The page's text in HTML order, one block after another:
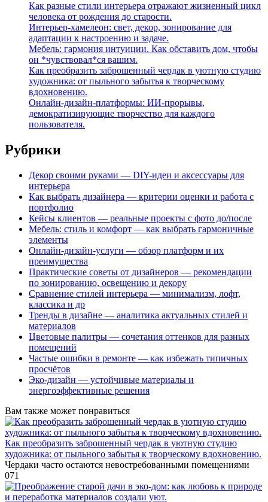
Как разные стили интерьера отражают жизненный цикл
человека от рождения до старости.
Интерьер-хамелеон: свет, декор, зонирование для
адаптации к настроению и задаче.
Мебель: гармония интуиции. Как обставить дом, чтобы
он *чувствовал*ся вашим.
Как преобразить заброшенный чердак в уютную студию
художника: от пыльного забытья к творческому
вдохновению.
Онлайн-дизайн-платформы: ИИ-прорывы,
демократизирующие творчество для каждого
пользователя.
Рубрики
Декор своими руками — DIY-идеи и аксессуары для
интерьера
Как выбрать дизайнера — критерии оценки и работа с
портфолио
Кейсы клиентов — реальные проекты с фото до/после
Мебель: стиль и комфорт — как выбрать гармоничные
элементы
Онлайн-дизайн-услуги — обзор платформ и их
преимущества
Практические советы от дизайнеров — рекомендации
по зонированию, освещению и декору
Сравнение стилей интерьера — минимализм, лофт,
классика и др
Тренды в дизайне — аналитика актуальных стилей и
материалов
Цветовые палитры — сочетания оттенков для разных
помещений
Частые ошибки в ремонте — как избежать типичных
просчётов
Эко-дизайн — устойчивые материалы и
энергоэффективные решения
Вам также может понравиться
Как преобразить заброшенный чердак в уютную студию
художника: от пыльного забытья к творческому вдохновению.
Чердаки часто остаются невостребованными помещениями
071